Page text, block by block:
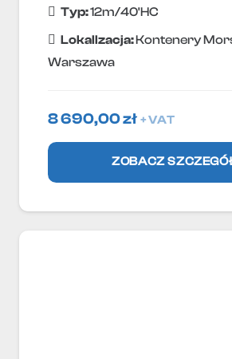
Typ:12m/40'HC
Lokallzacja:Kontenery
Warszawa
8 690,00zł + VAT
ZOBACZ